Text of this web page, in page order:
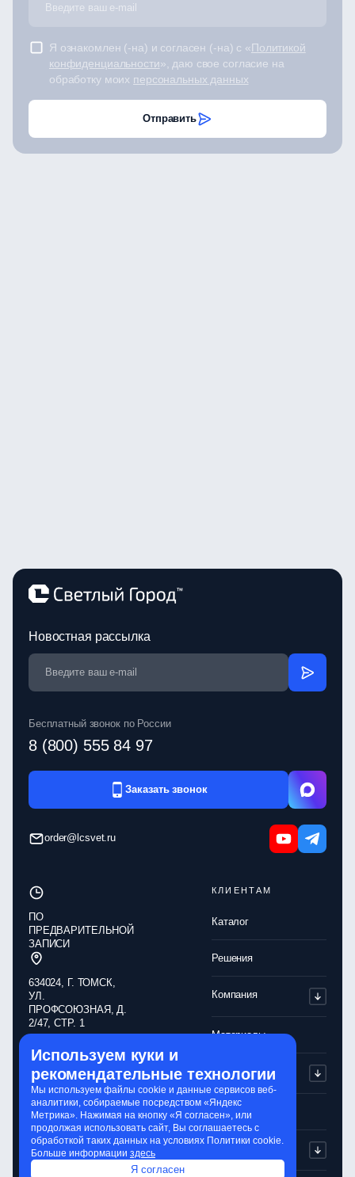
Я ознакомлен (-на) и согласен (-на) с «Политикой
конфиденциальности», даю свое согласие на
обработку моих персональных данных
Отправить
Новостная рассылка
Бесплатный звонок по России
8 (800) 555 84 97
Заказать звонок
order@lcsvet.ru
КЛИЕНТАМ
Каталог
Решения
Компания
Материалы
Партнерам
Контакты
ПО
ПРЕДВАРИТЕЛЬНОЙ
ЗАПИСИ
634024, Г. ТОМСК,
УЛ.
ПРОФСОЮЗНАЯ, Д.
2/47, СТР. 1
Обработка
персональных
данных
Политика
конфиденциальности
Обработка cookie-
файлов
Используем куки и
рекомендательные технологии
Мы используем файлы cookie и данные сервисов веб-
аналитики, собираемые посредством «Яндекс
Метрика». Нажимая на кнопку «Я согласен», или
продолжая использовать сайт, Вы соглашаетесь с
обработкой таких данных на условиях Политики cookie.
Больше информации здесь
Я согласен